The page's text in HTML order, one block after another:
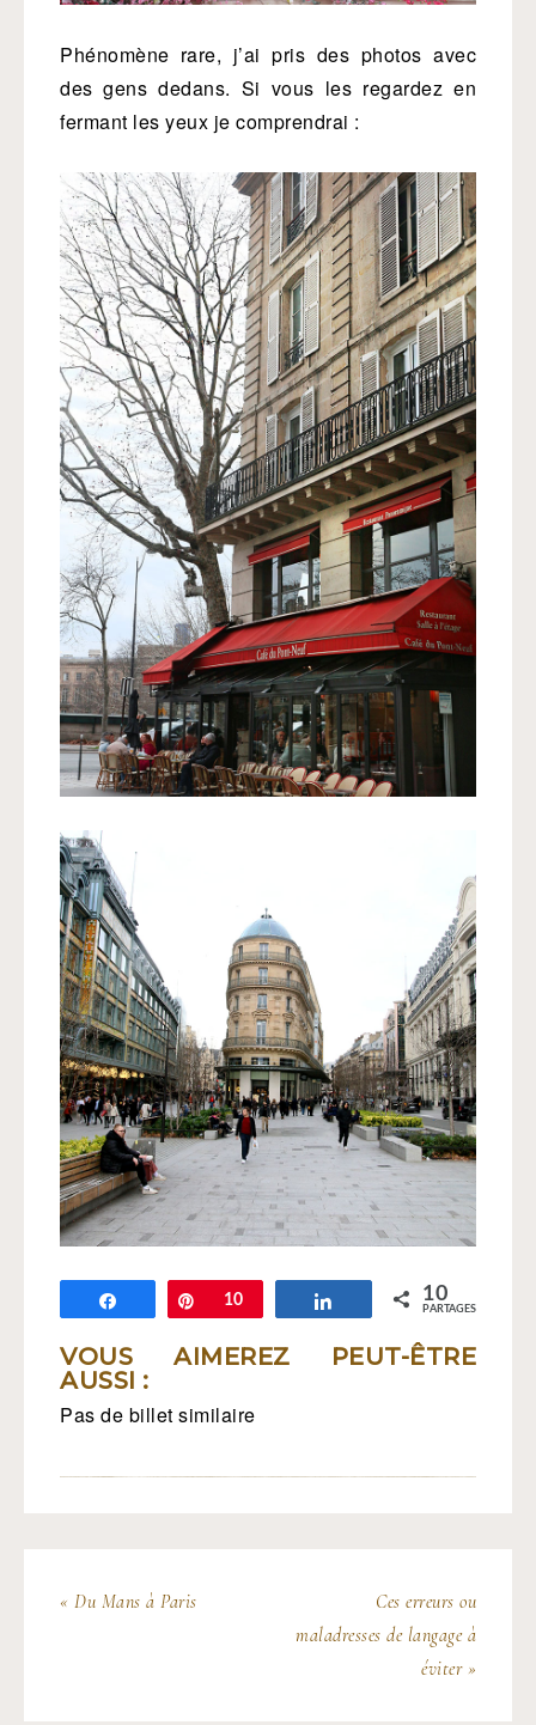
Phénomène rare, j’ai pris des photos avec
des gens dedans. Si vous les regardez en
fermant les yeux je comprendrai :
Partagez Épingle
10 Partagez 10
PARTAGES
VOUS AIMEREZ PEUT-ÊTRE
AUSSI :
Pas de billet similaire
« Du Mans à Paris
Ces erreurs ou
maladresses de langage à
éviter »